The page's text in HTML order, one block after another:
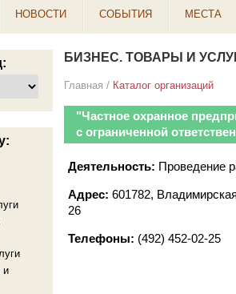
НОВОСТИ СОБЫТИЯ МЕСТА
и
БИЗНЕС. ТОВАРЫ И
Главная / Каталог организаций
"Частное охранное
с ограниченной
Деятельность: Проведение
Адрес: 601782,
26
Телефоны: (492) 452-02-25